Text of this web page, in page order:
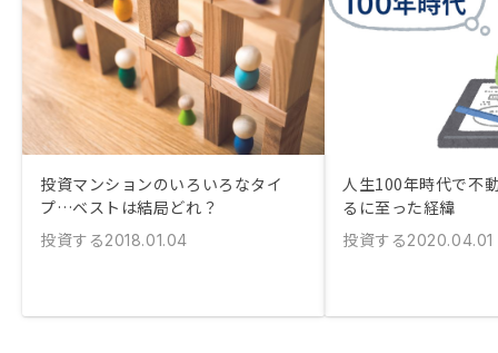
投資マンションのいろいろなタイ
プ…ベストは結局どれ？
投資する2018.01.04
人生100年時代で不
るに至った経緯
投資する2020.04.01